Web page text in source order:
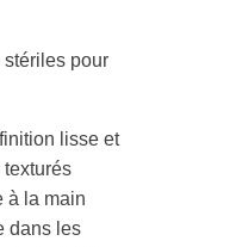
stériles pour
lisse et
à la main
dans les